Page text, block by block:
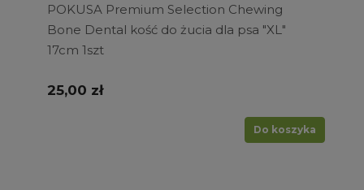
POKUSA Premium Selection Chewing
Bone Dental kość do żucia dla psa "XL"
17cm 1szt
25,00 zł
Do koszyka